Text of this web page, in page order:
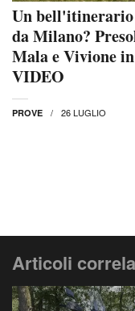
Un bell'itinerario
da Milano?
Mala e Vivione
VIDEO
PROVE 26 LUGLIO
Articoli